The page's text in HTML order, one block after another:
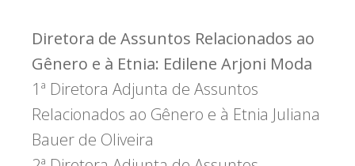
Diretora de Assuntos Relacionados ao
Gênero e à Etnia: Edilene Arjoni Moda
1ª Diretora Adjunta de Assuntos
Relacionados ao Gênero e à Etnia Juliana
Bauer de Oliveira